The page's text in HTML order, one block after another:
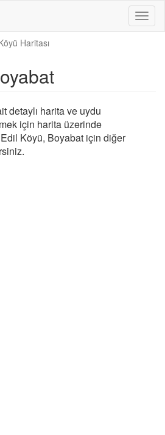
Haritası
detaylı harita ve uydu
için harita üzerinde
Köyü, Boyabat için diğer